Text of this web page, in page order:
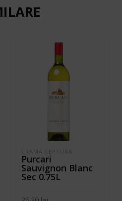
CRAMA CEPTURA
Purcari
Sauvignon Blanc
Sec 0.75L